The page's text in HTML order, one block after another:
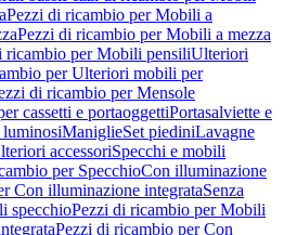
Pezzi di ricambio per Mobili a
Pezzi di ricambio per Mobili a mezza
ricambio per Mobili pensiliUlteriori
per Ulteriori mobili per
di ricambio per Mensole
cassetti e portaoggettiPortasalviette e
ManiglieSet piediniLavagne
accessoriSpecchi e mobili
per SpecchioCon illuminazione
Con illuminazione integrataSenza
specchioPezzi di ricambio per Mobili
Pezzi di ricambio per Con